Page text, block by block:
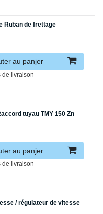
Ruban de frettage
au panjer
de livraison
tuyau TMY 150 Zn
au panjer
de livraison
/ régulateur de vitesse